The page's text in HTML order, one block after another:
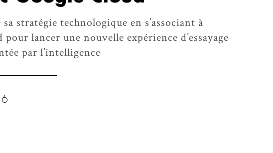
stratégie technologique en s’associant à
pour lancer une nouvelle expérience d’essayage
par l’intelligence